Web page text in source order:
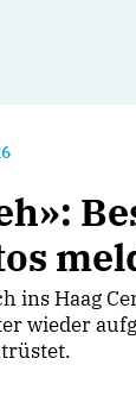
ins Haag
wieder